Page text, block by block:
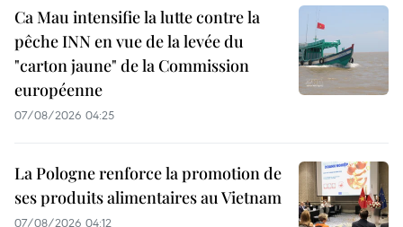
Ca Mau intensifie la lutte contre la
pêche INN en vue de la levée du
"carton jaune" de la Commission
européenne
07/08/2026 04:25
La Pologne renforce la promotion de
ses produits alimentaires au Vietnam
07/08/2026 04:12